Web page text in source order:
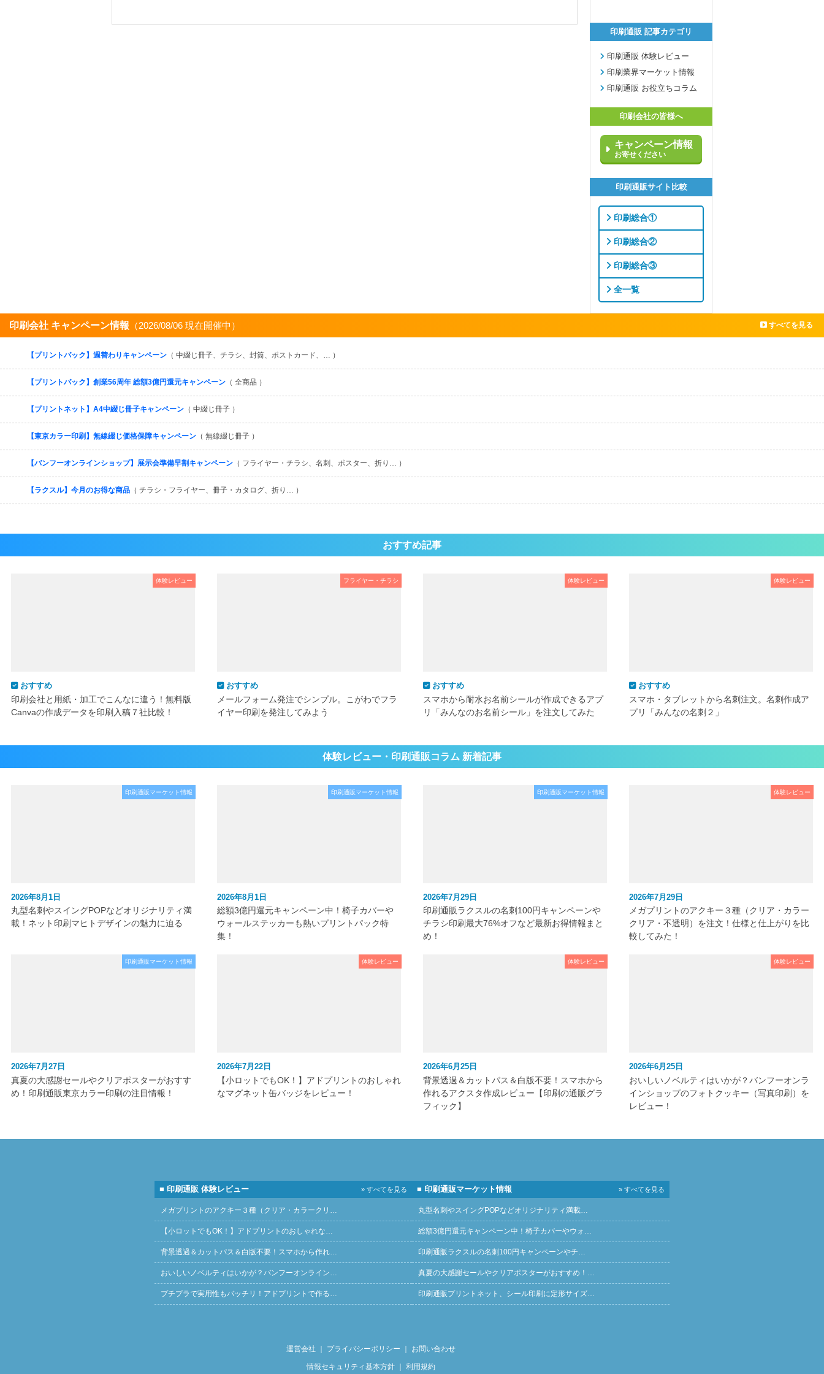
印刷通販 記事カテゴリ
印刷通販 体験レビュー
印刷業界マーケット情報
印刷通販 お役立ちコラム
印刷会社の皆様へ
キャンペーン情報
お寄せください
印刷通販サイト比較
印刷総合①
印刷総合②
印刷総合③
全一覧
印刷会社 キャンペーン情報 （2026/08/06 現在開催中） すべてを見る
【プリントパック】週替わりキャンペーン （ 中綴じ冊子、チラシ、封筒、ポストカード、… ）
【プリントパック】創業56周年 総額3億円還元キャンペーン （ 全商品 ）
【プリントネット】A4中綴じ冊子キャンペーン （ 中綴じ冊子 ）
【東京カラー印刷】無線綴じ価格保障キャンペーン （ 無線綴じ冊子 ）
【バンフーオンラインショップ】展示会準備早割キャンペーン （ フライヤー・チラシ、名刺、ポスター、折り… ）
【ラクスル】今月のお得な商品 （ チラシ・フライヤー、冊子・カタログ、折り… ）
おすすめ記事
体験レビュー
おすすめ
印刷会社と用紙・加工でこんなに違う！無料版
Canvaの作成データを印刷入稿７社比較！
フライヤー・チラシ
おすすめ
メールフォーム発注でシンプル。こがわでフラ
イヤー印刷を発注してみよう
体験レビュー
おすすめ
スマホから耐水お名前シールが作成できるアプ
リ「みんなのお名前シール」を注文してみた
体験レビュー
おすすめ
スマホ・タブレットから名刺注文。名刺作成ア
プリ「みんなの名刺２」
体験レビュー・印刷通販コラム 新着記事
印刷通販マーケット情報
2026年8月1日
丸型名刺やスイングPOPなどオリジナリティ満
載！ネット印刷マヒトデザインの魅力に迫る
印刷通販マーケット情報
2026年8月1日
総額3億円還元キャンペーン中！椅子カバーや
ウォールステッカーも熱いプリントパック特
集！
印刷通販マーケット情報
2026年7月29日
印刷通販ラクスルの名刺100円キャンペーンや
チラシ印刷最大76%オフなど最新お得情報まと
め！
体験レビュー
2026年7月29日
メガプリントのアクキー３種（クリア・カラー
クリア・不透明）を注文！仕様と仕上がりを比
較してみた！
印刷通販マーケット情報
2026年7月27日
真夏の大感謝セールやクリアポスターがおすす
め！印刷通販東京カラー印刷の注目情報！
体験レビュー
2026年7月22日
【小ロットでもOK！】アドプリントのおしゃれ
なマグネット缶バッジをレビュー！
体験レビュー
2026年6月25日
背景透過＆カットパス＆白版不要！スマホから
作れるアクスタ作成レビュー【印刷の通販グラ
フィック】
体験レビュー
2026年6月25日
おいしいノベルティはいかが？バンフーオンラ
インショップのフォトクッキー（写真印刷）を
レビュー！
■ 印刷通販 体験レビュー » すべてを見る
メガプリントのアクキー３種（クリア・カラークリ…
【小ロットでもOK！】アドプリントのおしゃれな…
背景透過＆カットパス＆白版不要！スマホから作れ…
おいしいノベルティはいかが？バンフーオンライン…
プチプラで実用性もバッチリ！アドプリントで作る…
■ 印刷通販マーケット情報 » すべてを見る
丸型名刺やスイングPOPなどオリジナリティ満載…
総額3億円還元キャンペーン中！椅子カバーやウォ…
印刷通販ラクスルの名刺100円キャンペーンやチ…
真夏の大感謝セールやクリアポスターがおすすめ！…
印刷通販プリントネット、シール印刷に定形サイズ…
運営会社 ｜ プライバシーポリシー ｜ お問い合わせ
情報セキュリティ基本方針｜ 利用規約